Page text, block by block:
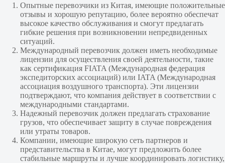
Опытные перевозчики из Китая, имеющие положительные
отзывы и хорошую репутацию, более вероятно обеспечат
высокое качество обслуживания и смогут предлагать
гибкие решения при возникновении непредвиденных
ситуаций.
Международный перевозчик должен иметь необходимые
лицензии для осуществления своей деятельности, такие
как сертификация FIATA (Международная федерация
экспедиторских ассоциаций) или IATA (Международная
ассоциация воздушного транспорта). Эти лицензии
подтверждают, что компания действует в соответствии с
международными стандартами.
Надежный перевозчик должен предлагать страхование
грузов, что обеспечивает защиту в случае повреждения
или утраты товаров.
Компании, имеющие широкую сеть партнеров и
представительства в Китае, могут предложить более
стабильные маршруты и лучше координировать логистику,